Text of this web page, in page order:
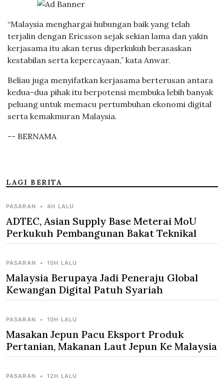
“Malaysia menghargai hubungan baik yang telah
terjalin dengan Ericsson sejak sekian lama dan yakin
kerjasama itu akan terus diperkukuh berasaskan
kestabilan serta kepercayaan,” kata Anwar.
Beliau juga menyifatkan kerjasama berterusan antara
kedua-dua pihak itu berpotensi membuka lebih banyak
peluang untuk memacu pertumbuhan ekonomi digital
serta kemakmuran Malaysia.
-- BERNAMA
LAGI BERITA
PASARAN • 4H LALU
ADTEC, Asian Supply Base Meterai MoU
Perkukuh Pembangunan Bakat Teknikal
PASARAN • 10H LALU
Malaysia Berupaya Jadi Peneraju Global
Kewangan Digital Patuh Syariah
PASARAN • 10H LALU
Masakan Jepun Pacu Eksport Produk
Pertanian, Makanan Laut Jepun Ke Malaysia
PASARAN • 12H LALU